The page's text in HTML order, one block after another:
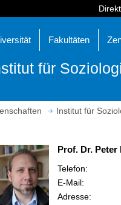
Fakultäten
für
Institut für
Prof. Dr.
Telefon:
E-Mail:
Adresse: